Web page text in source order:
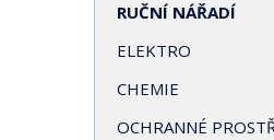
RUČNÍ NÁŘADÍ
ELEKTRO
CHEMIE
OCHRANNÉ